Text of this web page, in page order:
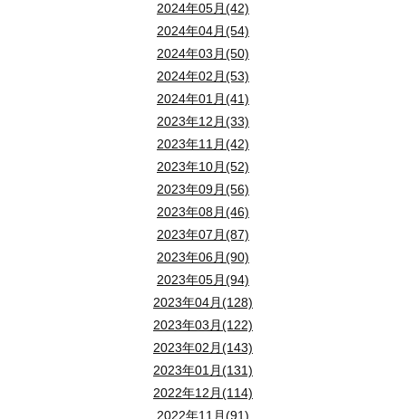
2024年05月(42)
2024年04月(54)
2024年03月(50)
2024年02月(53)
2024年01月(41)
2023年12月(33)
2023年11月(42)
2023年10月(52)
2023年09月(56)
2023年08月(46)
2023年07月(87)
2023年06月(90)
2023年05月(94)
2023年04月(128)
2023年03月(122)
2023年02月(143)
2023年01月(131)
2022年12月(114)
2022年11月(91)